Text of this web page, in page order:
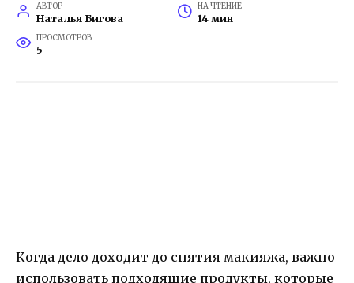
АВТОР
Наталья Бигова
НА ЧТЕНИЕ
14 мин
ПРОСМОТРОВ
5
Когда дело доходит до снятия макияжа, важно
использовать подходящие продукты, которые